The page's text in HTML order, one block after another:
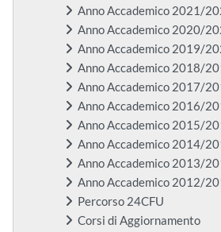
Anno Accademico 2021/
Anno Accademico 2020/
Anno Accademico 2019/
Anno Accademico 2018/
Anno Accademico 2017/
Anno Accademico 2016/
Anno Accademico 2015/
Anno Accademico 2014/
Anno Accademico 2013/
Anno Accademico 2012/
Percorso 24CFU
Corsi di Aggiornamento